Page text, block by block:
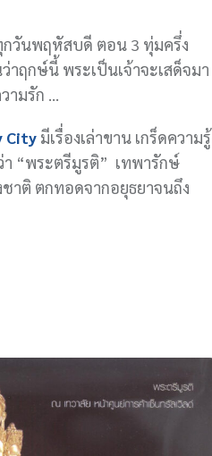
วันพฤหัสบดี ตอน 3 ทุ่มครึ่ง
าฤกษ์นี้ พระเป็นเจ้าจะเสด็จมา
ามรัก …
City มีเรื่องเล่าขาน เกร็ดความรู้
“พระตรีมูรติ” เทพารักษ์
าติ ตกทอดจากอยุธยาจนถึง